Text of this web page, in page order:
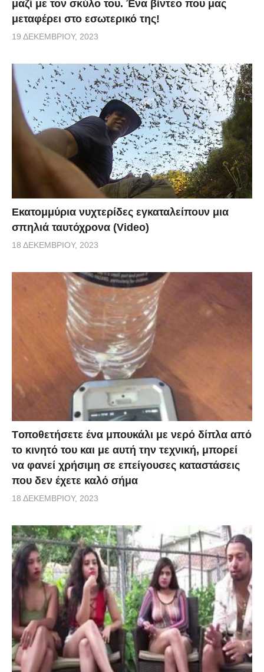
μαζί με τον σκύλο του. Ένα βίντεο που μας
μεταφέρει στο εσωτερικό της!
19 ΔΕΚΕΜΒΡΊΟΥ, 2023
Εκατομμύρια νυχτερίδες εγκαταλείπουν μια
σπηλιά ταυτόχρονα (Video)
18 ΔΕΚΕΜΒΡΊΟΥ, 2023
Tοποθετήσετε ένα μπουκάλι με νερό δίπλα από
το κινητό του και με αυτή την τεχνική, μπορεί
να φανεί χρήσιμη σε επείγουσες καταστάσεις
που δεν έχετε καλό σήμα
18 ΔΕΚΕΜΒΡΊΟΥ, 2023